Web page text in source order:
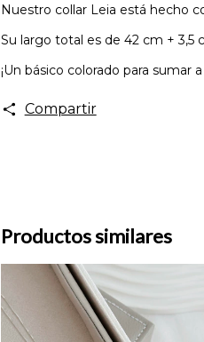
Nuestro collar Leia está hecho
Su largo total es de 42 cm + 3,5
¡Un básico colorado para
Compartir
Productos similares